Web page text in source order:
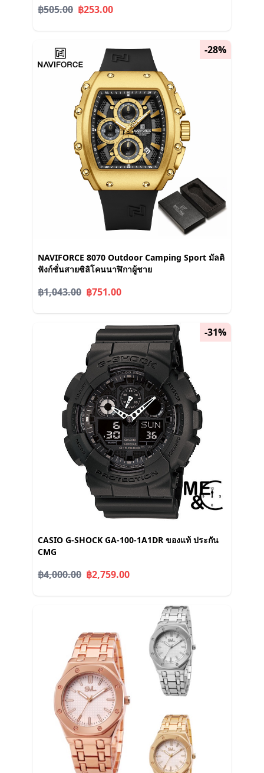
฿505.00 ฿253.00
-28%
NAVIFORCE 8070 Outdoor Camping Sport มัลติ
ฟังก์ชั่นสายซิลิโคนนาฬิกาผู้ชาย
฿1,043.00 ฿751.00
-31%
CASIO G-SHOCK GA-100-1A1DR ของแท้ ประกัน
CMG
฿4,000.00 ฿2,759.00